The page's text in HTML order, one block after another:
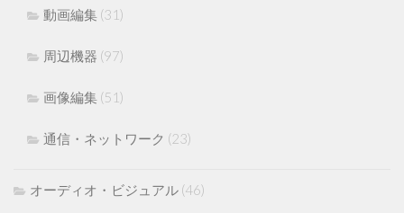
動画編集 (31)
周辺機器 (97)
画像編集 (51)
通信・ネットワーク (23)
オーディオ・ビジュアル (46)